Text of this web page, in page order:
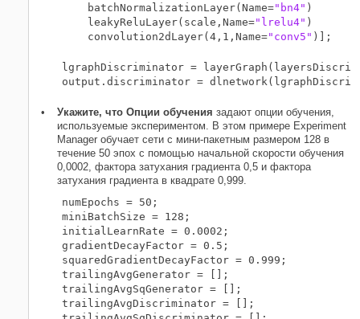
    batchNormalizationLayer(Name=
"bn4" )
    leakyReluLayer(scale,Name=
"lrelu4" )
    convolution2dLayer(4,1,Name=
"conv5"
lgraphDiscriminator =
Укажите, что Опции обучения задают опции обучения,
используемые экспериментом. В этом примере Experiment
Manager обучает сети с мини-пакетным размером 128 в
течение 50 эпох с помощью начальной скорости обучения
0,0002, фактора затухания градиента 0,5 и фактора
затухания градиента в квадрате 0,999.
numEpochs = 50;
miniBatchSize = 128;
initialLearnRate = 0.0002;
gradientDecayFactor = 0.5;
squaredGradientDecayFactor = 0.999;
trailingAvgGenerator = [];
trailingAvgSqGenerator = [];
trailingAvgDiscriminator = [];